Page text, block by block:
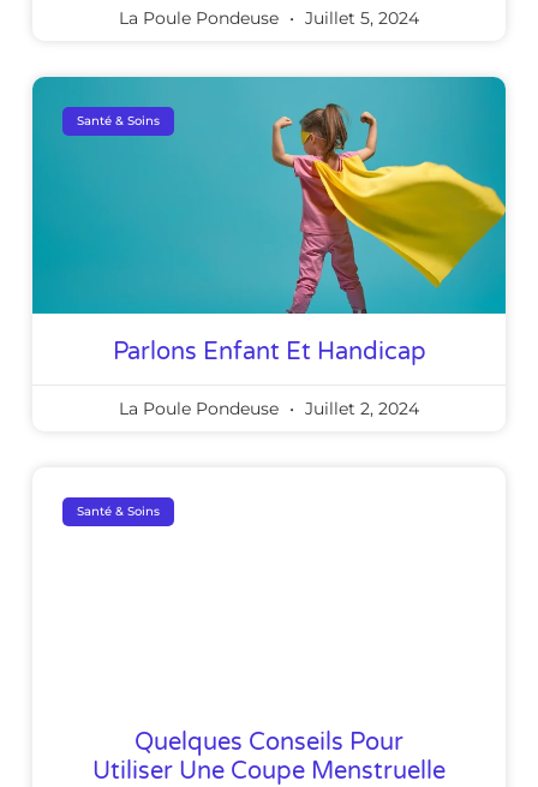
La Poule Pondeuse Juillet 5, 2024
Santé & Soins
Parlons Enfant Et Handicap
La Poule Pondeuse Juillet 2, 2024
Santé & Soins
Quelques Conseils Pour
Utiliser Une Coupe Menstruelle